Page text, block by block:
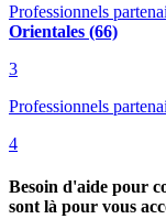
Professionnels
Orientales (66)
3
Professionnels
4
Besoin d'aide pour
sont là pour vous